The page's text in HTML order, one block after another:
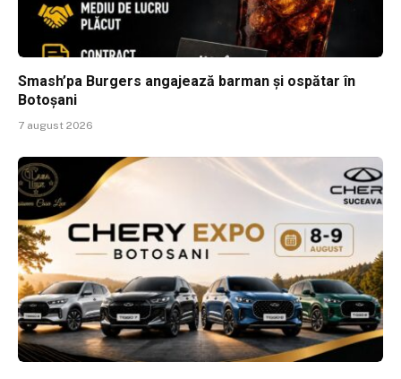
Smash’pa Burgers angajează barman și ospătar în
Botoșani
7 august 2026